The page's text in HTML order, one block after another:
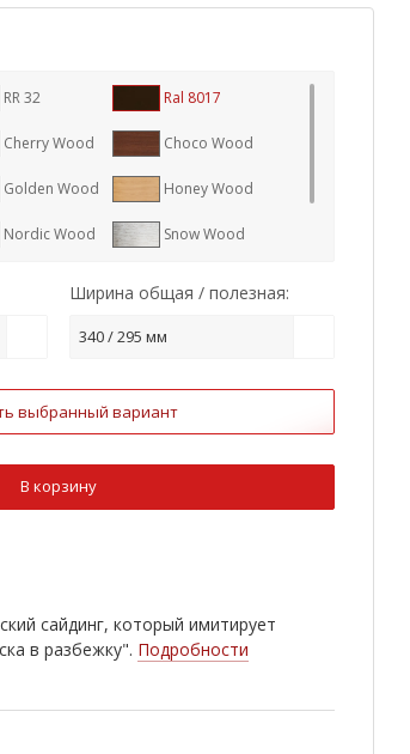
RR 32 Ral 8017
Cherry Wood Choco Wood
Golden Wood Honey Wood
Nordic Wood Snow Wood
Ширина общая / полезная:
340 / 295 мм
выбранный вариант
В корзину
сайдинг, который имитирует
в разбежку". Подробности